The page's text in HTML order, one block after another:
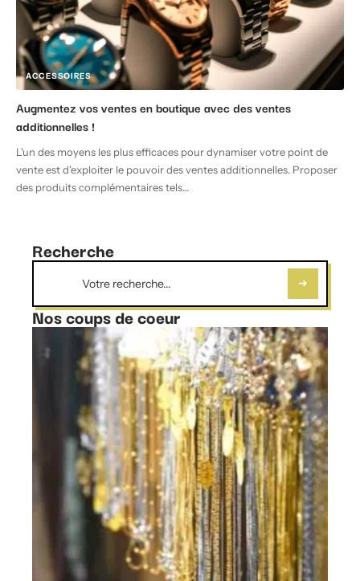
ACCESSOIRES
Augmentez vos ventes en boutique avec des ventes
additionnelles !
L'un des moyens les plus efficaces pour dynamiser votre point de
vente est d'exploiter le pouvoir des ventes additionnelles. Proposer
des produits complémentaires tels…
Recherche
Nos coups de coeur